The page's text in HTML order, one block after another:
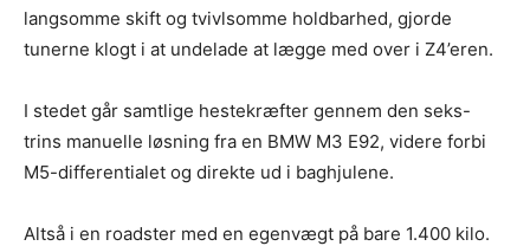
langsomme skift og tvivlsomme holdbarhed, gjorde
tunerne klogt i at undelade at lægge med over i Z4’eren.
I stedet går samtlige hestekræfter gennem den seks-
trins manuelle løsning fra en BMW M3 E92, videre forbi
M5-differentialet og direkte ud i baghjulene.
Altså i en roadster med en egenvægt på bare 1.400 kilo.